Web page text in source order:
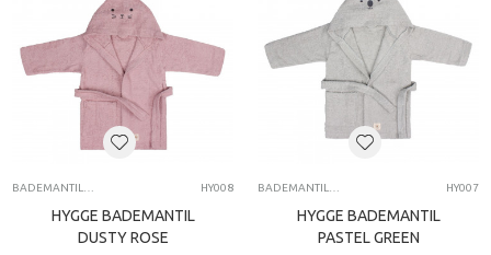
HY008
HYGGE BADEMANTIL
DUSTY ROSE
HY007
HYGGE BADEMANTIL
PASTEL GREEN